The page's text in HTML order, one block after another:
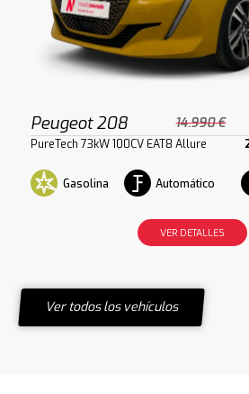
Peugeot 208 14.990 €
PureTech 73kW 100CV EAT8 Allure
Gasolina Automático
VER DETALLES
Ver todos los vehículos